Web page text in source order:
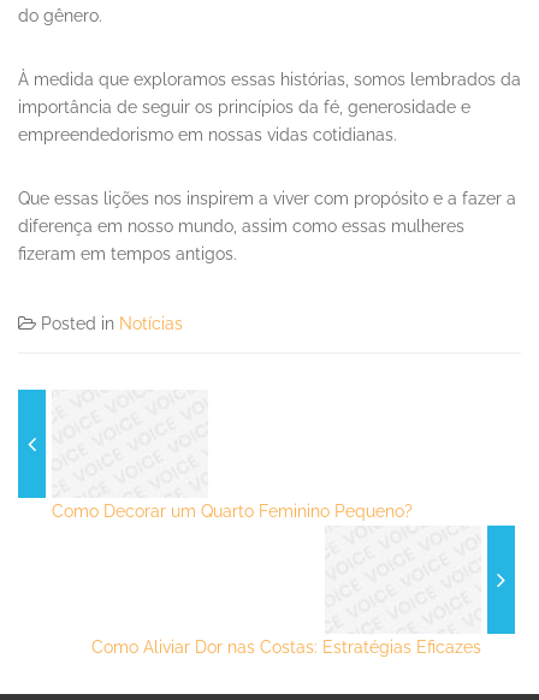
do gênero.
À medida que exploramos essas histórias, somos lembrados da
importância de seguir os princípios da fé, generosidade e
empreendedorismo em nossas vidas cotidianas.
Que essas lições nos inspirem a viver com propósito e a fazer a
diferença em nosso mundo, assim como essas mulheres
fizeram em tempos antigos.
Posted in Notícias
Como Decorar um Quarto Feminino Pequeno?
Como Aliviar Dor nas Costas: Estratégias Eficazes